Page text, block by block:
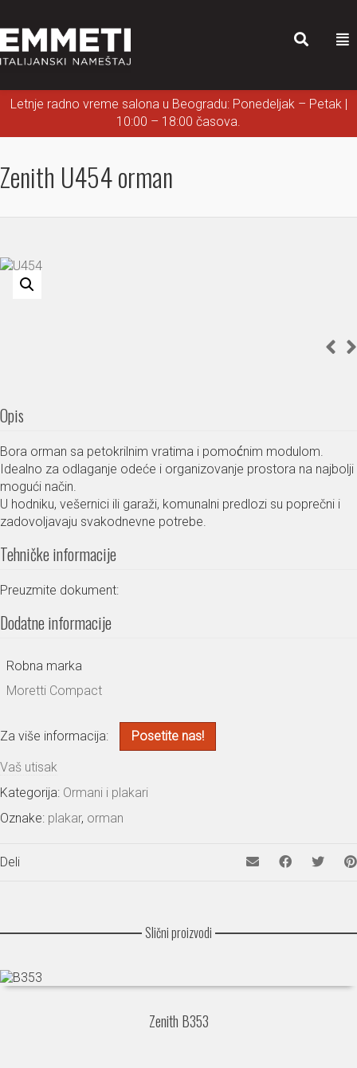
Letnje radno vreme salona u Beogradu: Ponedeljak – Petak |
10:00 – 18:00 časova.
Zenith U454 orman
Opis
Bora orman sa petokrilnim vratima i pomoćnim modulom.
Idealno za odlaganje odeće i organizovanje prostora na najbolji
mogući način.
U hodniku, vešernici ili garaži, komunalni predlozi su poprečni i
zadovoljavaju svakodnevne potrebe.
Tehničke informacije
Preuzmite dokument:
Dodatne informacije
Robna marka
Moretti Compact
Za više informacija: Posetite nas!
Vaš utisak
Kategorija: Ormani i plakari
Oznake: plakar, orman
Deli
Slični proizvodi
Zenith B353